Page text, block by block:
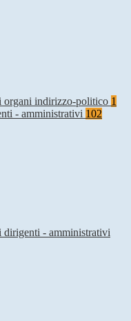
organi indirizzo-politico 1
- amministrativi 102
dirigenti - amministrativi